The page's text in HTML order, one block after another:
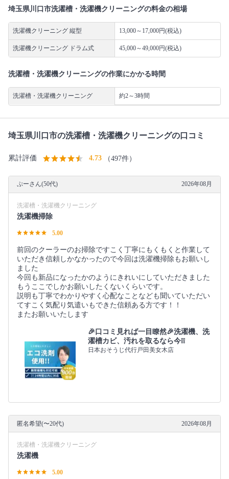
埼玉県川口市洗濯槽・洗濯機クリーニングの料金の相場
洗濯機クリーニング 縦型 13,000～17,000円(税込)
洗濯機クリーニング ドラム式 45,000～49,000円(税込)
洗濯槽・洗濯機クリーニングの作業にかかる時間
洗濯槽・洗濯機クリーニング 約2～3時間
埼玉県川口市の洗濯槽・洗濯機クリーニングの口コミ
累計評価 4.73 （497件）
ぷーさん(50代) 2026年08月
洗濯槽・洗濯機クリーニング
洗濯機掃除
5.00
前回のクーラーのお掃除ですこく丁寧にもくもくと作業して
いただき信頼しかなかったので今回は洗濯機掃除もお願いし
ました
今回も新品になったかのようにきれいにしていただきました
もうここでしかお願いしたくないくらいです。
説明も丁寧でわかりやすく心配なことなども聞いていただい
てすこく気配り気遣いもできた信頼ある方です！！
またお願いいたします
🎉口コミ見れば一目瞭然🎉洗濯機、洗
濯槽カビ、汚れを取るなら今❕❕
日本おそうじ代行戸田美女木店
匿名希望(〜20代) 2026年08月
洗濯槽・洗濯機クリーニング
洗濯機
5.00